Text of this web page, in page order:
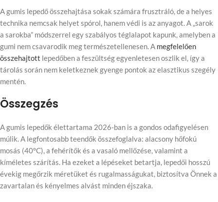
A gumis lepedő összehajtása sokak számára frusztráló, de a helyes
technika nemcsak helyet spórol, hanem védi is az anyagot. A „sarok
a sarokba” módszerrel egy szabályos téglalapot kapunk, amelyben a
gumi nem csavarodik meg természetellenesen. A megfelelően
összehajtott lepedőben a feszültség egyenletesen oszlik el, így a
tárolás során nem keletkeznek gyenge pontok az elasztikus szegély
mentén.
Összegzés
A gumis lepedők élettartama 2026-ban is a gondos odafigyelésen
múlik. A legfontosabb teendők összefoglalva: alacsony hőfokú
mosás (40°C), a fehérítők és a vasaló mellőzése, valamint a
kíméletes szárítás. Ha ezeket a lépéseket betartja, lepedői hosszú
évekig megőrzik méretüket és rugalmasságukat, biztosítva Önnek a
zavartalan és kényelmes alvást minden éjszaka.